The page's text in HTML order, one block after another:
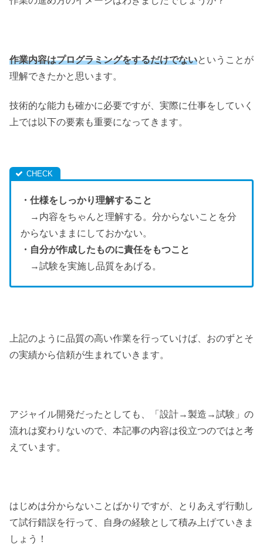
作業内容はプログラミングをするだけでないということが
理解できたかと思います。
技術的な能力も確かに必要ですが、実際に仕事をしていく
上では以下の要素も重要になってきます。
・仕様をしっかり理解すること
→内容をちゃんと理解する。分からないことを分
からないままにしておかない。
・自分が作成したものに責任をもつこと
→試験を実施し品質をあげる。
上記のように品質の高い作業を行っていけば、おのずとそ
の実績から信頼が生まれていきます。
アジャイル開発だったとしても、「設計→製造→試験」の
流れは変わりないので、本記事の内容は役立つのではと考
えています。
はじめは分からないことばかりですが、とりあえず行動し
て試行錯誤を行って、自身の経験として積み上げていきま
しょう！